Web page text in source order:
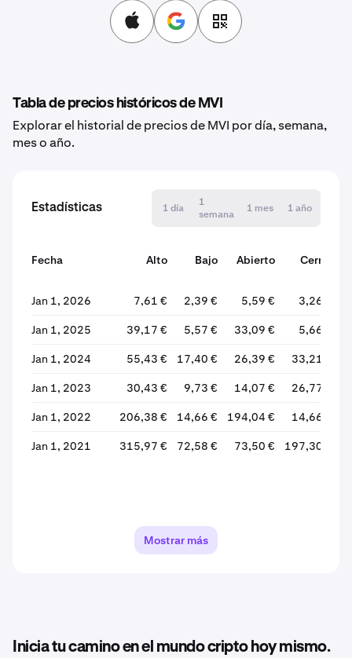
Tabla de precios históricos de MVI
Explorar el historial de precios de MVI por día, semana,
mes o año.
Estadísticas 1 día
1
semana
1 mes 1 año
Fecha Alto Bajo Abierto
Cerrar
Jan 1, 2026
7,61 € 2,39 € 5,59 € 3,26 €
Jan 1, 2025 39,17 € 5,57 € 33,09 € 5,66 €
Jan 1, 2024 55,43 € 17,40 € 26,39 € 33,21 €
Jan 1, 2023 30,43 € 9,73 € 14,07 € 26,77 €
Jan 1, 2022 206,38 € 14,66 € 194,04 € 14,66 €
Jan 1, 2021 315,97 € 72,58 € 73,50 € 197,30 €
Mostrar más
Inicia tu camino en el mundo cripto hoy mismo.